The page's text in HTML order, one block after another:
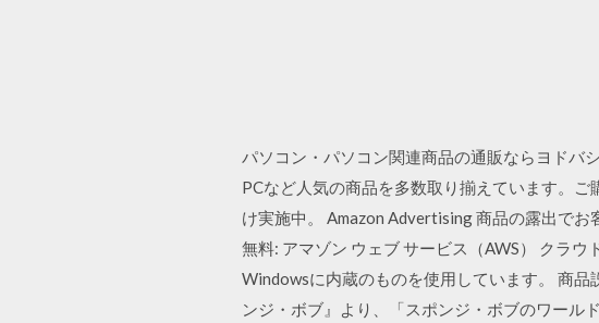
パソコン・パソコン関連商品の通販ならヨドバ
PCなど人気の商品を多数取り揃えています。
け実施中。 Amazon Advertising 商品の露出で
無料: アマゾン ウェブ サービス（AWS） クラ
Windowsに内蔵のものを使用しています。 商
ンジ・ボブ』より、「スポンジ・ボブのワール